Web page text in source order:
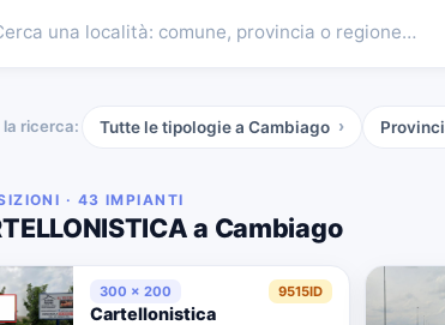
una località: comune, provincia o regione…
la ricerca: Tutte le tipologie a Cambiago
· 43 IMPIANTI
a Cambiago
300 x 200 9515ID
Cartellonistica